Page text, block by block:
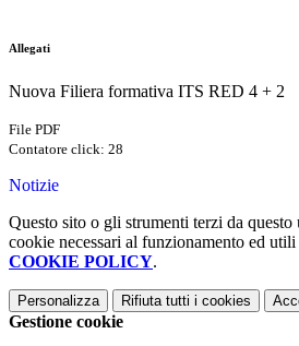
Allegati
Nuova Filiera formativa ITS RED 4 + 2
File PDF
Contatore click: 28
Notizie
Questo sito o gli strumenti terzi da
cookie necessari al funzionamento ed
COOKIE POLICY.
Personalizza Rifiuta tutti i cookies
Gestione cookie